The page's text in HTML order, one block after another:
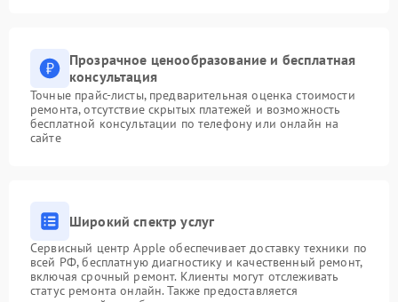
Прозрачное ценообразование и бесплатная
консультация
Точные прайс-листы, предварительная оценка стоимости
ремонта, отсутствие скрытых платежей и возможность
бесплатной консультации по телефону или онлайн на
сайте
Широкий спектр услуг
Сервисный центр Apple обеспечивает доставку техники по
всей РФ, бесплатную диагностику и качественный ремонт,
включая срочный ремонт. Клиенты могут отслеживать
статус ремонта онлайн. Также предоставляется